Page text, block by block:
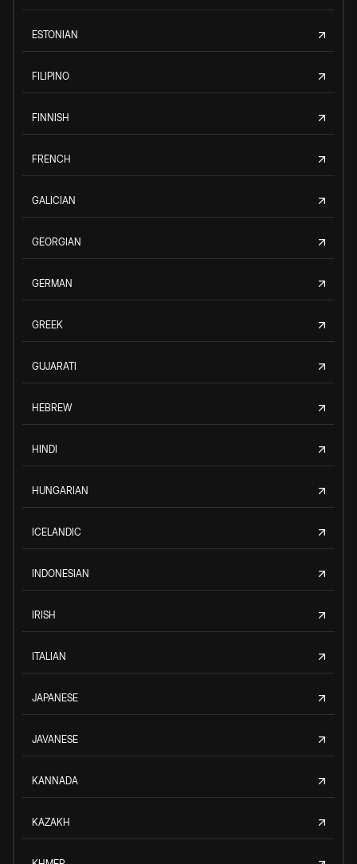
ESTONIAN
FILIPINO
FINNISH
FRENCH
GALICIAN
GEORGIAN
GERMAN
GREEK
GUJARATI
HEBREW
HINDI
HUNGARIAN
ICELANDIC
INDONESIAN
IRISH
ITALIAN
JAPANESE
JAVANESE
KANNADA
KAZAKH